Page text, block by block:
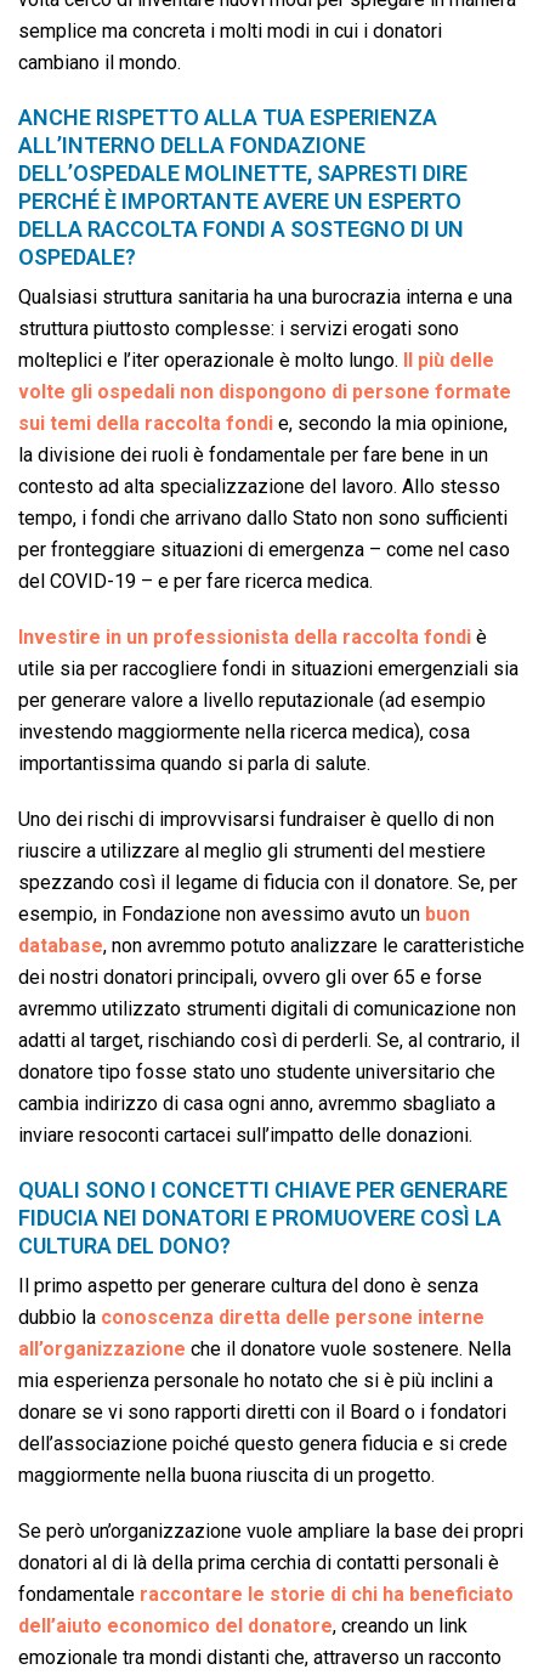
semplice ma concreta i molti modi in cui i donatori
cambiano il mondo.
ANCHE RISPETTO ALLA TUA ESPERIENZA
ALL’INTERNO DELLA FONDAZIONE
DELL’OSPEDALE MOLINETTE, SAPRESTI DIRE
PERCHÉ È IMPORTANTE AVERE UN ESPERTO
DELLA RACCOLTA FONDI A SOSTEGNO DI UN
OSPEDALE?
Qualsiasi struttura sanitaria ha una burocrazia interna e una
struttura piuttosto complesse: i servizi erogati sono
molteplici e l’iter operazionale è molto lungo.
Il più delle
volte gli ospedali non dispongono di persone formate
sui temi della raccolta fondi e, secondo la mia opinione,
la divisione dei ruoli è fondamentale per fare bene in un
contesto ad alta specializzazione del lavoro. Allo stesso
tempo, i fondi che arrivano dallo Stato non sono sufficienti
per fronteggiare situazioni di emergenza – come nel caso
del COVID-19 – e per fare ricerca medica.
Investire in un professionista della raccolta fondi è
utile sia per raccogliere fondi in situazioni emergenziali sia
per generare valore a livello reputazionale (ad esempio
investendo maggiormente nella ricerca medica), cosa
importantissima quando si parla di salute.
Uno dei rischi di improvvisarsi fundraiser è quello di non
riuscire a utilizzare al meglio gli strumenti del mestiere
spezzando così il legame di fiducia con il donatore. Se, per
esempio, in Fondazione non avessimo avuto un buon
database, non avremmo potuto analizzare le caratteristiche
dei nostri donatori principali, ovvero gli over 65 e forse
avremmo utilizzato strumenti digitali di comunicazione non
adatti al target, rischiando così di perderli. Se, al contrario, il
donatore tipo fosse stato uno studente universitario che
cambia indirizzo di casa ogni anno, avremmo sbagliato a
inviare resoconti cartacei sull’impatto delle donazioni.
QUALI SONO I CONCETTI CHIAVE PER GENERARE
FIDUCIA NEI DONATORI E PROMUOVERE COSÌ LA
CULTURA DEL DONO?
Il primo aspetto per generare cultura del dono è senza
dubbio la conoscenza diretta delle persone interne
all’organizzazione che il donatore vuole sostenere. Nella
mia esperienza personale ho notato che si è più inclini a
donare se vi sono rapporti diretti con il Board o i fondatori
dell’associazione poiché questo genera fiducia e si crede
maggiormente nella buona riuscita di un progetto.
Se però un’organizzazione vuole ampliare la base dei propri
donatori al di là della prima cerchia di contatti personali è
fondamentale raccontare le storie di chi ha beneficiato
dell’aiuto economico del donatore, creando un link
emozionale tra mondi distanti che, attraverso un racconto